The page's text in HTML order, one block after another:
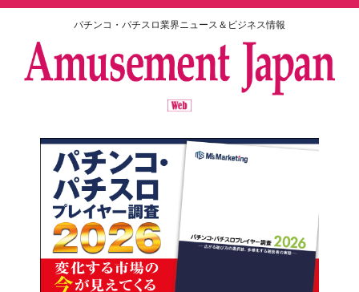
パチンコ・パチスロ業界ニュース＆ビジネス情報